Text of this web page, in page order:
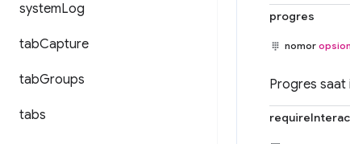
systemLog
tabCapture
tabGroups
tabs
progres
nomor
Progres saat